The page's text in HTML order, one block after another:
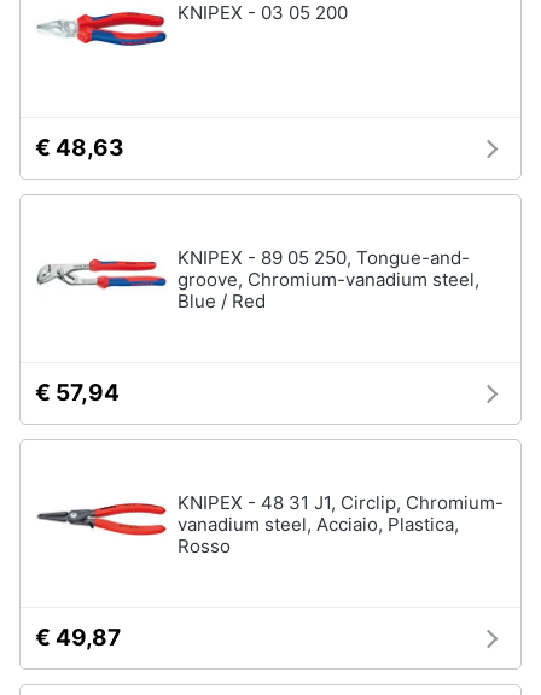
Arredo
Giardinaggio
Salute
Giocattoli
Prima
Fotografia
Abbigliamento
KNIPEX - 03 05 200
€ 48,63
KNIPEX - 89 05 250, Tongue-and-
groove, Chromium-vanadium steel,
Blue / Red
€ 57,94
KNIPEX - 48 31 J1, Circlip, Chromium-
vanadium steel, Acciaio, Plastica,
Rosso
€ 49,87